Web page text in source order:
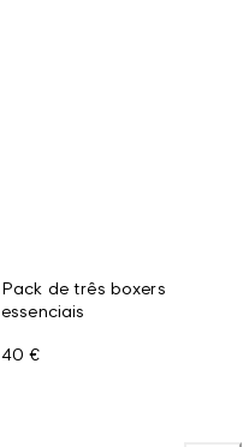
Pack de três boxers
essenciais
40 €